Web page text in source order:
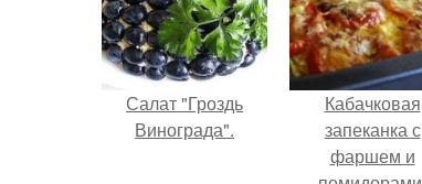
Салат "Гроздь
Винограда".
Кабачковая
запеканка с
фаршем и